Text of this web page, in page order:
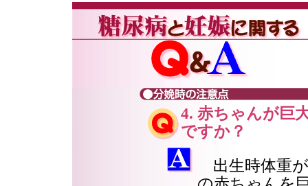
4. 赤ちゃんが巨
ですか？
出生時体重